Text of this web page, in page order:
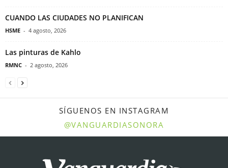
CUANDO LAS CIUDADES NO PLANIFICAN
HSME - 4 agosto, 2026
Las pinturas de Kahlo
RMNC - 2 agosto, 2026
SÍGUENOS EN INSTAGRAM
@VANGUARDIASONORA